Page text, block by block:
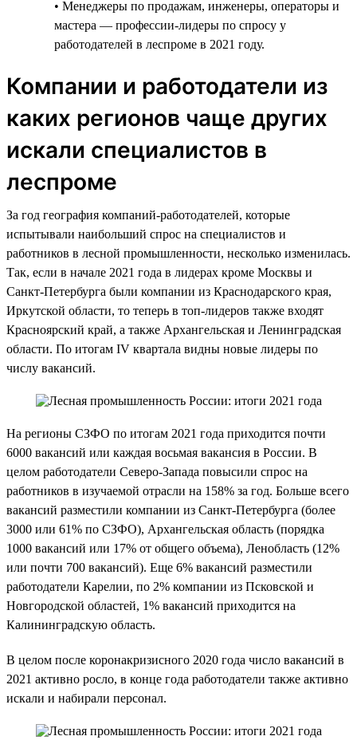
• Менеджеры по продажам, инженеры, операторы и
мастера — профессии-лидеры по спросу у
работодателей в леспроме в 2021 году.
Компании и работодатели из
каких регионов чаще других
искали специалистов в
леспроме
За год география компаний-работодателей, которые
испытывали наибольший спрос на специалистов и
работников в лесной промышленности, несколько изменилась.
Так, если в начале 2021 года в лидерах кроме Москвы и
Санкт-Петербурга были компании из Краснодарского края,
Иркутской области, то теперь в топ-лидеров также входят
Красноярский край, а также Архангельская и Ленинградская
области. По итогам IV квартала видны новые лидеры по
числу вакансий.
На регионы СЗФО по итогам 2021 года приходится почти
6000 вакансий или каждая восьмая вакансия в России. В
целом работодатели Северо-Запада повысили спрос на
работников в изучаемой отрасли на 158% за год. Больше всего
вакансий разместили компании из Санкт-Петербурга (более
3000 или 61% по СЗФО), Архангельская область (порядка
1000 вакансий или 17% от общего объема), Ленобласть (12%
или почти 700 вакансий). Еще 6% вакансий разместили
работодатели Карелии, по 2% компании из Псковской и
Новгородской областей, 1% вакансий приходится на
Калининградскую область.
В целом после коронакризисного 2020 года число вакансий в
2021 активно росло, в конце года работодатели также активно
искали и набирали персонал.